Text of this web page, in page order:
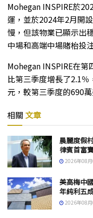
Mohegan INSPIRE於
運，並於2024年2月開
慢，但該物業已顯示出
中場和高端中場賭枱投
Mohegan INSPIRE在第
比第三季度增長了2.1
元，較第三季度的690
相關 文章
晨麗度假
律賓首富
2026年08
美高梅中
年純利五
2026年08